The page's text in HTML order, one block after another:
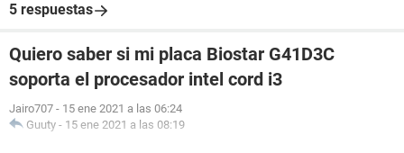
5 respuestas
Quiero saber si mi placa Biostar G41D3C
soporta el procesador intel cord i3
Jairo707 - 15 ene 2021 a las 06:24
Guuty - 15 ene 2021 a las 08:19